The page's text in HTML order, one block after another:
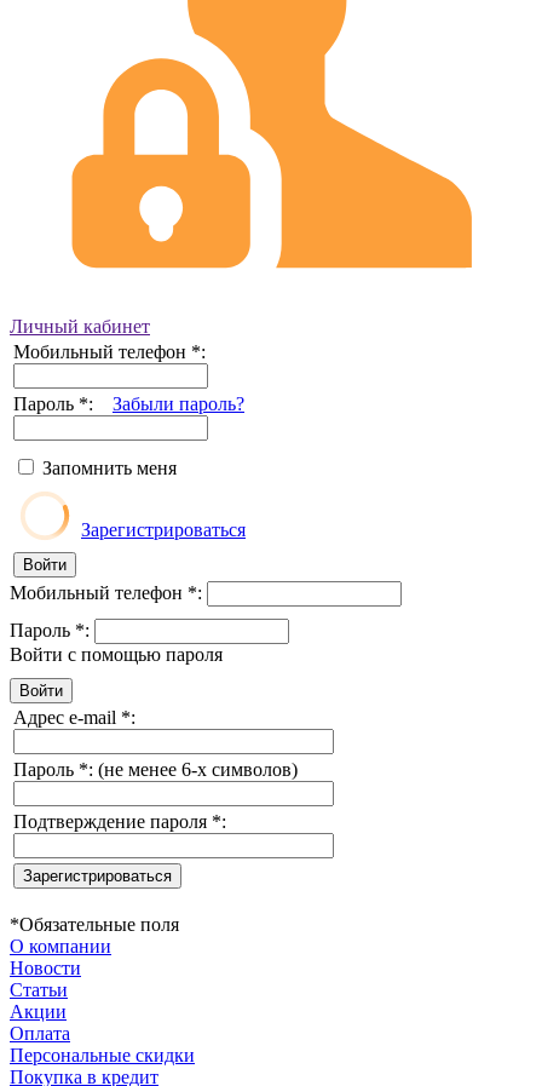
Личный кабинет
Мобильный телефон *:
Пароль *: Забыли пароль?
Запомнить меня
Зарегистрироваться
Мобильный телефон *:
Пароль *:
Войти с помощью пароля
Адрес e-mail *:
Пароль *: (не менее 6-х символов)
Подтверждение пароля *:
*Обязательные поля
О компании
Новости
Статьи
Акции
Оплата
Персональные скидки
Покупка в кредит